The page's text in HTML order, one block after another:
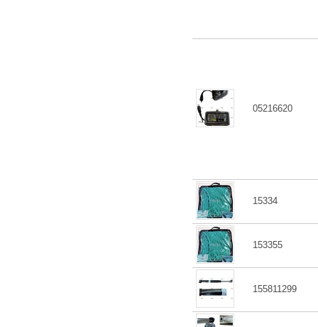
05216620
15334
153355
155811299